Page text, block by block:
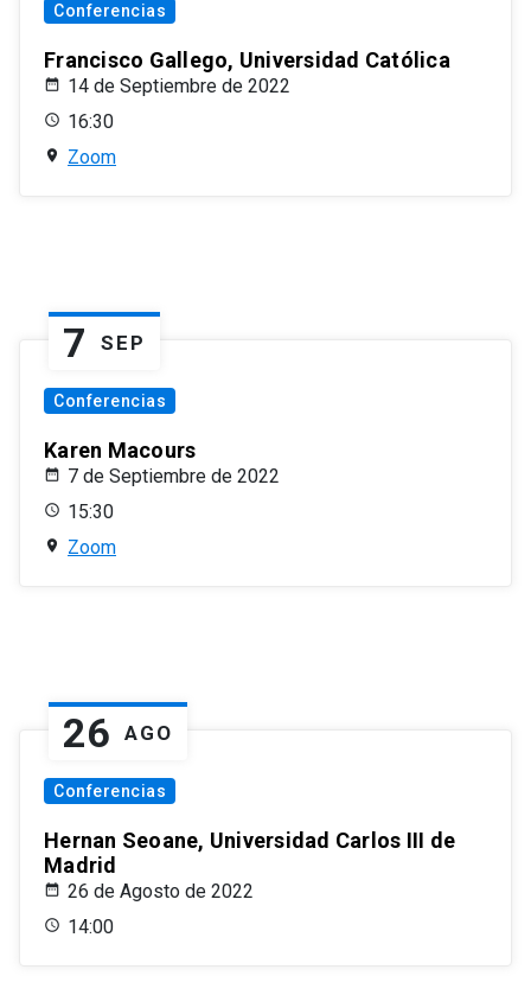
Conferencias
Francisco Gallego, Universidad Católica
14 de Septiembre de 2022
16:30
Zoom
7 SEP
Conferencias
Karen Macours
7 de Septiembre de 2022
15:30
Zoom
26 AGO
Conferencias
Hernan Seoane, Universidad Carlos III de
Madrid
26 de Agosto de 2022
14:00